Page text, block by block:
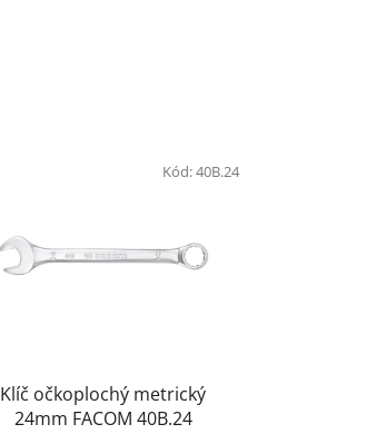
Klíč očkoplochý metrický
24mm FACOM 40B.24
Kód:40B.24